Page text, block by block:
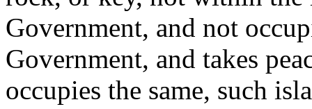
Government, and not
Government, and takes
occupies the same, such